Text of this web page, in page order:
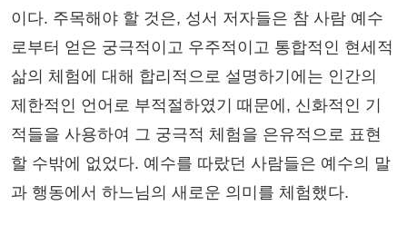
이다. 주목해야 할 것은, 성서 저자들은 참 사람 예수
로부터 얻은 궁극적이고 우주적이고 통합적인 현세적
삶의 체험에 대해 합리적으로 설명하기에는 인간의
제한적인 언어로 부적절하였기 때문에, 신화적인 기
적들을 사용하여 그 궁극적 체험을 은유적으로 표현
할 수밖에 없었다. 예수를 따랐던 사람들은 예수의 말
과 행동에서 하느님의 새로운 의미를 체험했다.